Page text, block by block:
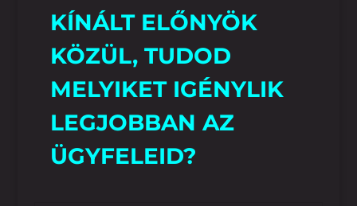
KÍNÁLT ELŐNYÖK
KÖZÜL, TUDOD
MELYIKET IGÉNYLIK
LEGJOBBAN AZ
ÜGYFELEID?